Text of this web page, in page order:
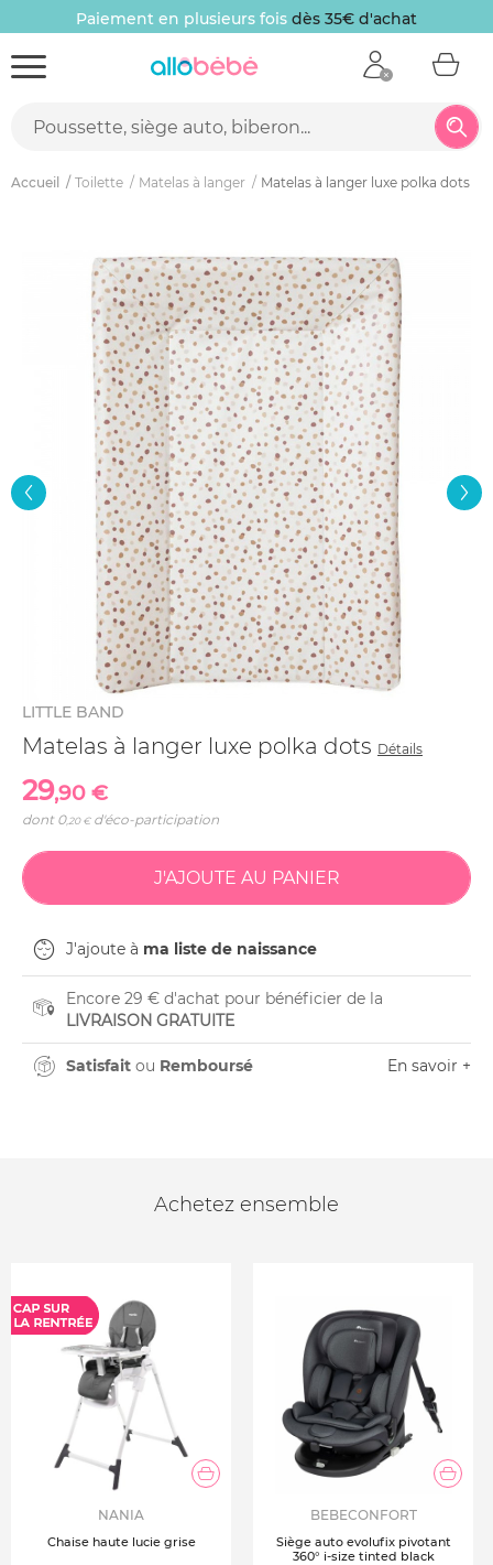
Paiement en plusieurs fois dès 35€ d'achat
Accueil Toilette Matelas à langer Matelas à langer luxe polka dots
LITTLE BAND
Matelas à langer luxe polka dots Détails
29,90 €
dont 0,20 €d'éco-participation
J'ajoute à ma liste de naissance
Encore 29 € d'achat pour bénéficier de la
LIVRAISON GRATUITE
Satisfait ou Remboursé En savoir +
Achetez ensemble
NANIA
Chaise haute lucie grise
BEBECONFORT
Siège auto evolufix pivotant
360° i-size tinted black